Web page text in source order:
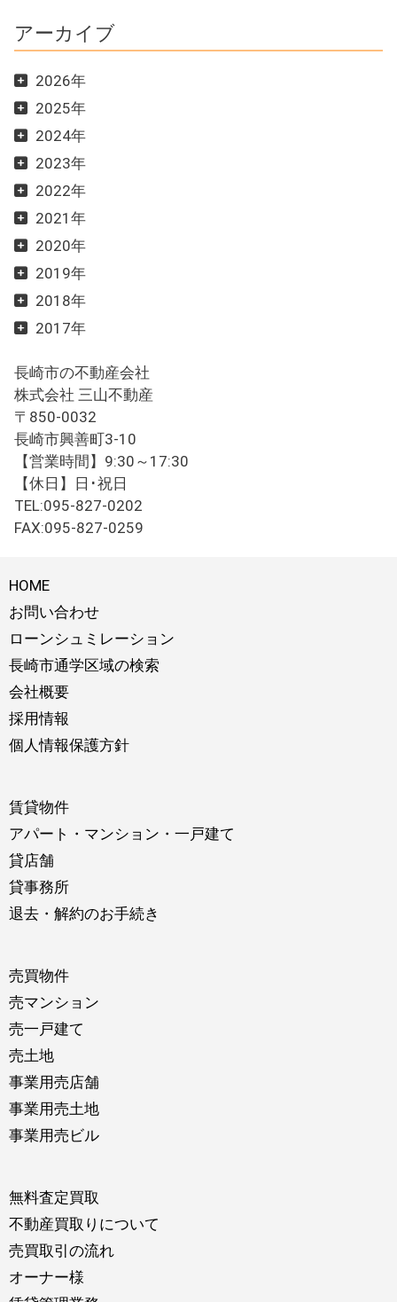
アーカイブ
2026年
2025年
2024年
2023年
2022年
2021年
2020年
2019年
2018年
2017年
長崎市の不動産会社
株式会社 三山不動産
〒850-0032
長崎市興善町3-10
【営業時間】9:30～17:30
【休日】日･祝日
TEL:095-827-0202
FAX:095-827-0259
HOME
お問い合わせ
ローンシュミレーション
長崎市通学区域の検索
会社概要
採用情報
個人情報保護方針
賃貸物件
アパート・マンション・一戸建て
貸店舗
貸事務所
退去・解約のお手続き
売買物件
売マンション
売一戸建て
売土地
事業用売店舗
事業用売土地
事業用売ビル
無料査定買取
不動産買取りについて
売買取引の流れ
オーナー様